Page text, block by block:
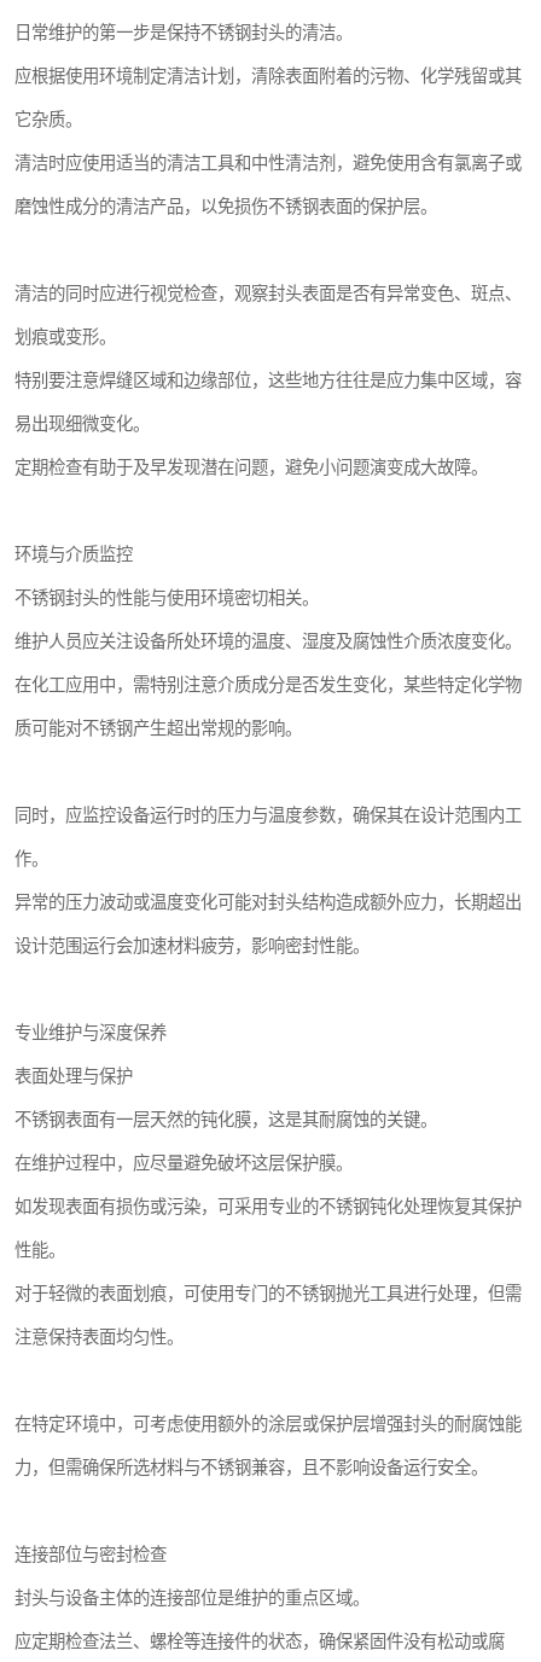
日常维护的第一步是保持不锈钢封头的清洁。
应根据使用环境制定清洁计划，清除表面附着的污物、化学残留或其
它杂质。
清洁时应使用适当的清洁工具和中性清洁剂，避免使用含有氯离子或
磨蚀性成分的清洁产品，以免损伤不锈钢表面的保护层。
清洁的同时应进行视觉检查，观察封头表面是否有异常变色、斑点、
划痕或变形。
特别要注意焊缝区域和边缘部位，这些地方往往是应力集中区域，容
易出现细微变化。
定期检查有助于及早发现潜在问题，避免小问题演变成大故障。
环境与介质监控
不锈钢封头的性能与使用环境密切相关。
维护人员应关注设备所处环境的温度、湿度及腐蚀性介质浓度变化。
在化工应用中，需特别注意介质成分是否发生变化，某些特定化学物
质可能对不锈钢产生超出常规的影响。
同时，应监控设备运行时的压力与温度参数，确保其在设计范围内工
作。
异常的压力波动或温度变化可能对封头结构造成额外应力，长期超出
设计范围运行会加速材料疲劳，影响密封性能。
专业维护与深度保养
表面处理与保护
不锈钢表面有一层天然的钝化膜，这是其耐腐蚀的关键。
在维护过程中，应尽量避免破坏这层保护膜。
如发现表面有损伤或污染，可采用专业的不锈钢钝化处理恢复其保护
性能。
对于轻微的表面划痕，可使用专门的不锈钢抛光工具进行处理，但需
注意保持表面均匀性。
在特定环境中，可考虑使用额外的涂层或保护层增强封头的耐腐蚀能
力，但需确保所选材料与不锈钢兼容，且不影响设备运行安全。
连接部位与密封检查
封头与设备主体的连接部位是维护的重点区域。
应定期检查法兰、螺栓等连接件的状态，确保紧固件没有松动或腐